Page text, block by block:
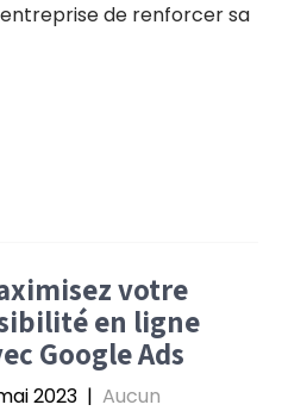
de renforcer sa
votre
en ligne
Google Ads
2023 | Aucun